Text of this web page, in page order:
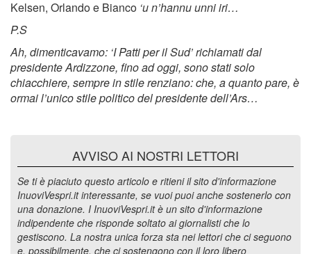
Kelsen, Orlando e Bianco ‘u n’hannu unni iri…
P.S
Ah, dimenticavamo: ‘I Patti per il Sud’ richiamati dal
presidente Ardizzone, fino ad oggi, sono stati solo
chiacchiere, sempre in stile renziano: che, a quanto pare, è
ormai l’unico stile politico del presidente dell’Ars…
AVVISO AI NOSTRI LETTORI
Se ti è piaciuto questo articolo e ritieni il sito d'informazione
InuoviVespri.it interessante, se vuoi puoi anche sostenerlo con
una donazione. I InuoviVespri.it è un sito d'informazione
indipendente che risponde soltato ai giornalisti che lo
gestiscono. La nostra unica forza sta nei lettori che ci seguono
e, possibilmente, che ci sostengono con il loro libero